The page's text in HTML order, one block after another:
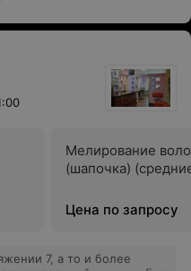
Мелирование
(шапочка)
Цена по запросу
7, а то и более